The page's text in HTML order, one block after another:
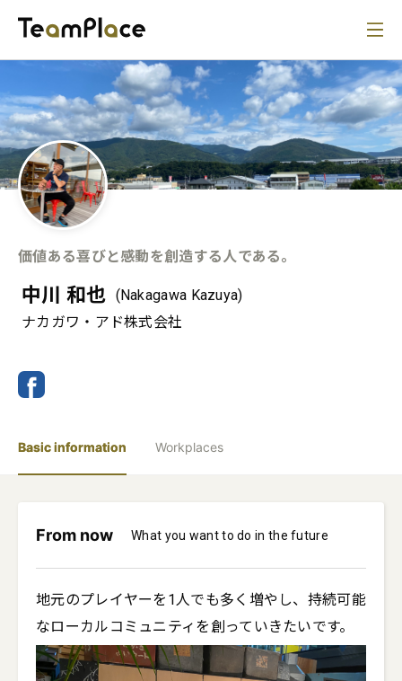
価値ある喜びと感動を創造する人である。
中川 和也 (Nakagawa Kazuya)
ナカガワ・アド株式会社
Basic information Workplaces
From now What you want to do in the future
地元のプレイヤーを1人でも多く増やし、持続可能
なローカルコミュニティを創っていきたいです。